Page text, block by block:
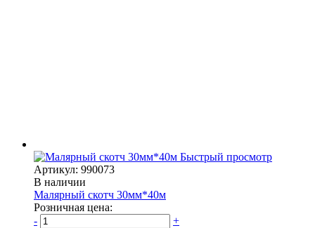
Быстрый просмотр
Артикул: 990073
В наличии
Малярный скотч 30мм*40м
Розничная цена:
-
+